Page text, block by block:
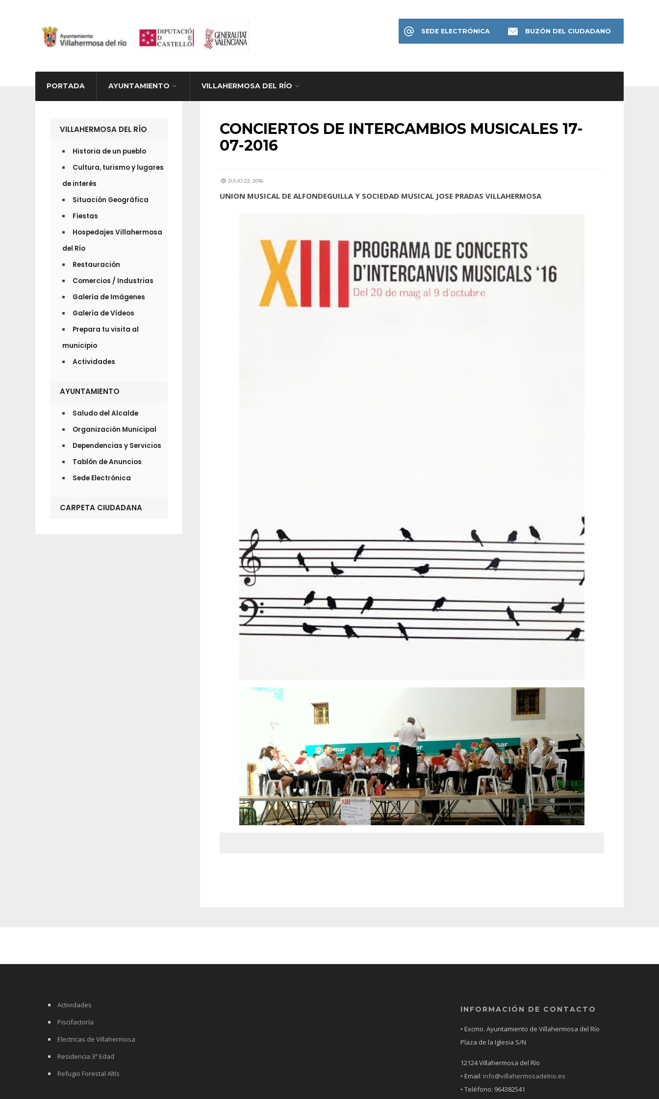
PORTADA AYUNTAMIENTO VILLAHERMOSA DEL RÍO
SEDE ELECTRÓNICA BUZÓN DEL CIUDADANO
CONCIERTOS DE INTERCAMBIOS MUSICALES 17-
07-2016
JULIO 22, 2016
UNION MUSICAL DE ALFONDEGUILLA Y SOCIEDAD MUSICAL JOSE PRADAS VILLAHERMOSA
VILLAHERMOSA DEL RÍO
Historia de un pueblo
Cultura, turismo y lugares
de interés
Situación Geográfica
Fiestas
Hospedajes Villahermosa
del Río
Restauración
Comercios / Industrias
Galería de Imágenes
Galería de Vídeos
Prepara tu visita al
municipio
Actividades
AYUNTAMIENTO
Saludo del Alcalde
Organización Municipal
Dependencias y Servicios
Tablón de Anuncios
Sede Electrónica
CARPETA CIUDADANA
Actividades
Piscifactoría
Electricas de Villahermosa
Residencia 3ª Edad
Refugio Forestal Altís
INFORMACIÓN DE CONTACTO
• Excmo. Ayuntamiento de Villahermosa del Río
Plaza de la Iglesia S/N
12124 Villahermosa del Río
• Email: info@villahermosadelrio.es
• Teléfono: 964382541